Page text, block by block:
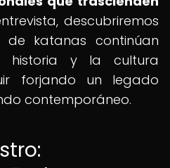
descubriremos
katanas continúan
historia y la cultura
forjando un legado
contemporáneo.